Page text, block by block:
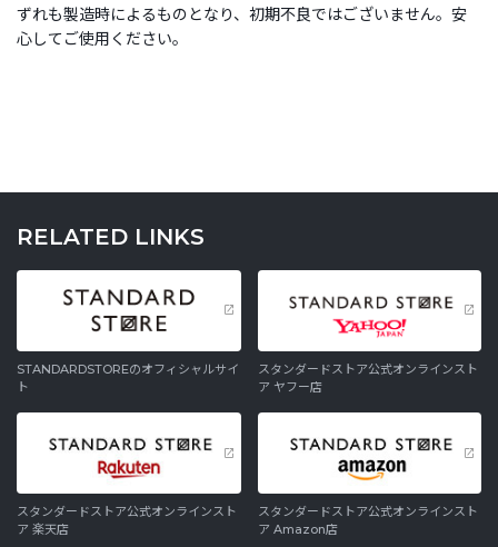
ずれも製造時によるものとなり、初期不良ではございません。安
心してご使用ください。
RELATED LINKS
STANDARDSTOREのオフィシャルサイ
ト
スタンダードストア公式オンラインスト
ア ヤフー店
スタンダードストア公式オンラインスト
ア 楽天店
スタンダードストア公式オンラインスト
ア Amazon店